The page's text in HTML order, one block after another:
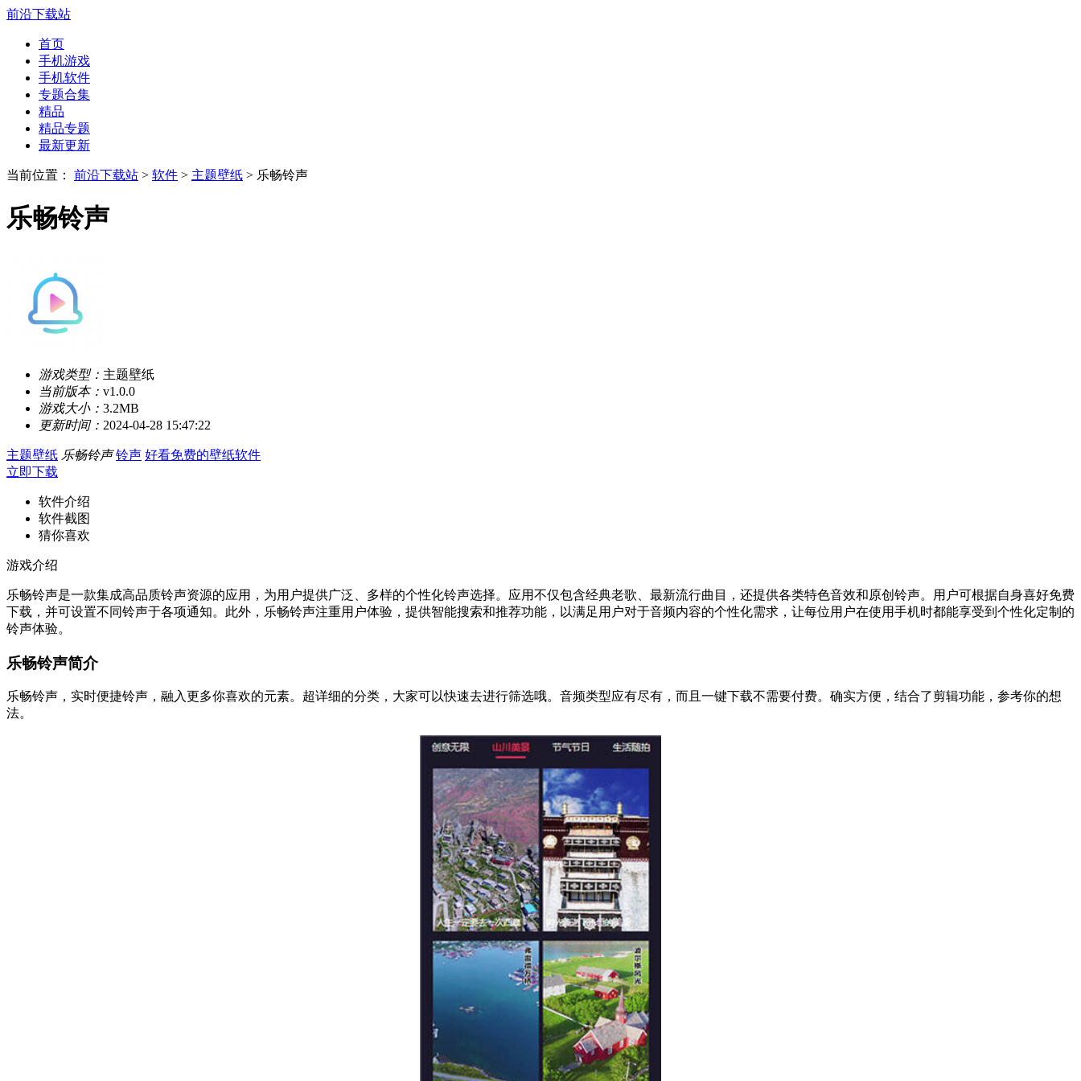
前沿下载站
首页
手机游戏
手机软件
专题合集
精品
精品专题
最新更新
当前位置： 前沿下载站 > 软件 > 主题壁纸 > 乐畅铃声
乐畅铃声
游戏类型： 主题壁纸
当前版本： v1.0.0
游戏大小： 3.2MB
更新时间： 2024-04-28 15:47:22
主题壁纸 乐畅铃声 铃声 好看免费的壁纸软件
立即下载
软件介绍
软件截图
猜你喜欢
游戏介绍
乐畅铃声是一款集成高品质铃声资源的应用，为用户提供广泛、多样的个性化铃声选择。应用不仅包含经典老歌、最新流行曲目，还提供各类特色音效和原创铃声。用户可根据自身喜好免费
下载，并可设置不同铃声于各项通知。此外，乐畅铃声注重用户体验，提供智能搜索和推荐功能，以满足用户对于音频内容的个性化需求，让每位用户在使用手机时都能享受到个性化定制的
铃声体验。
乐畅铃声简介
乐畅铃声，实时便捷铃声，融入更多你喜欢的元素。超详细的分类，大家可以快速去进行筛选哦。音频类型应有尽有，而且一键下载不需要付费。确实方便，结合了剪辑功能，参考你的想
法。